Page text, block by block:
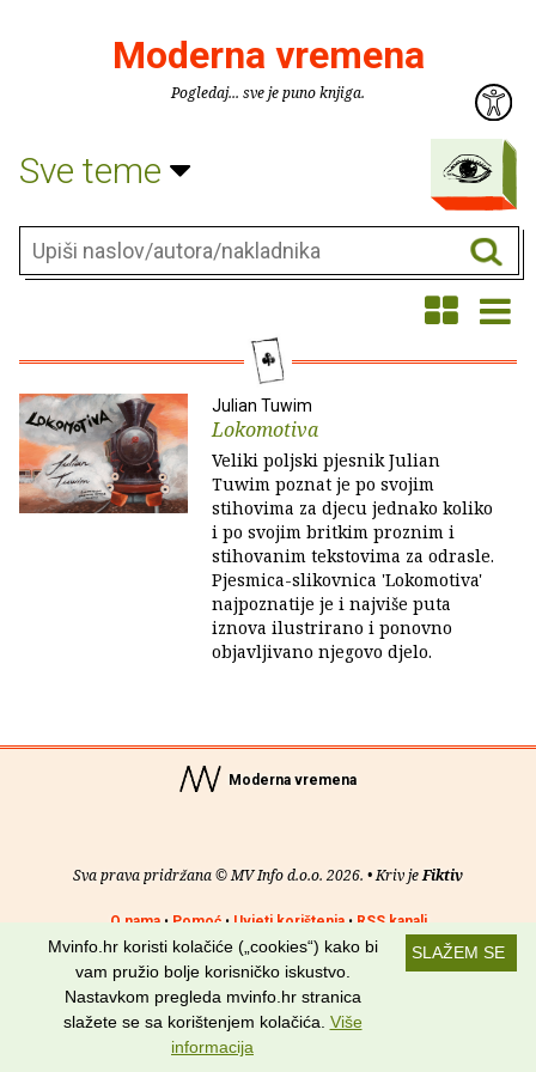
Moderna vremena
Pogledaj... sve je puno knjiga.
Sve teme
Julian Tuwim
Lokomotiva
Veliki poljski pjesnik Julian
Tuwim poznat je po svojim
stihovima za djecu jednako koliko
i po svojim britkim proznim i
stihovanim tekstovima za odrasle.
Pjesmica-slikovnica 'Lokomotiva'
najpoznatije je i najviše puta
iznova ilustrirano i ponovno
objavljivano njegovo djelo.
Moderna vremena
Sva prava pridržana © MV Info d.o.o. 2026. • Kriv jeFiktiv
O nama• Pomoć• Uvjeti korištenja• RSS kanali
Potraži nas na:
SLAŽEM SE
Mvinfo.hr koristi kolačiće („cookies“) kako bi
vam pružio bolje korisničko iskustvo.
Nastavkom pregleda mvinfo.hr stranica
slažete se sa korištenjem kolačića. Više
informacija